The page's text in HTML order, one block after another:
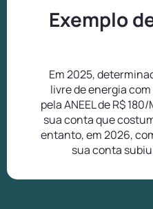
Exemplo
Em 2025,
livre de energia
pela ANEEL de R$
sua conta que
entanto, em 2026,
sua conta subiu